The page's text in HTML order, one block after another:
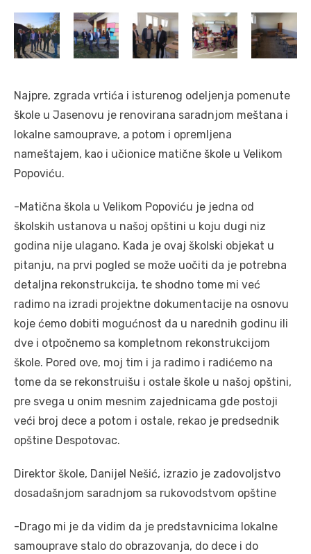
Najpre, zgrada vrtića i isturenog odeljenja pomenute
škole u Jasenovu je renovirana saradnjom meštana i
lokalne samouprave, a potom i opremljena
nameštajem, kao i učionice matične škole u Velikom
Popoviću.
-Matična škola u Velikom Popoviću je jedna od
školskih ustanova u našoj opštini u koju dugi niz
godina nije ulagano. Kada je ovaj školski objekat u
pitanju, na prvi pogled se može uočiti da je potrebna
detaljna rekonstrukcija, te shodno tome mi već
radimo na izradi projektne dokumentacije na osnovu
koje ćemo dobiti mogućnost da u narednih godinu ili
dve i otpočnemo sa kompletnom rekonstrukcijom
škole. Pored ove, moj tim i ja radimo i radićemo na
tome da se rekonstruišu i ostale škole u našoj opštini,
pre svega u onim mesnim zajednicama gde postoji
veći broj dece a potom i ostale, rekao je predsednik
opštine Despotovac.
Direktor škole, Danijel Nešić, izrazio je zadovoljstvo
dosadašnjom saradnjom sa rukovodstvom opštine
-Drago mi je da vidim da je predstavnicima lokalne
samouprave stalo do obrazovanja, do dece i do